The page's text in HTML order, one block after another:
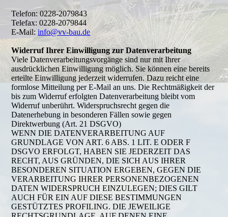
Telefon: 0228-2079843
Telefax: 0228-2079844
E-Mail:info@vv-bau.de
Widerruf Ihrer Einwilligung zur Datenverarbeitung
Viele Datenverarbeitungsvorgänge sind nur mit Ihrer
ausdrücklichen Einwilligung möglich. Sie können eine bereits
erteilte Einwilligung jederzeit widerrufen. Dazu reicht eine
formlose Mitteilung per E-Mail an uns. Die Rechtmäßigkeit der
bis zum Widerruf erfolgten Datenverarbeitung bleibt vom
Widerruf unberührt. Widerspruchsrecht gegen die
Datenerhebung in besonderen Fällen sowie gegen
Direktwerbung (Art. 21 DSGVO)
WENN DIE DATENVERARBEITUNG AUF
GRUNDLAGE VON ART. 6 ABS. 1 LIT. E ODER F
DSGVO ERFOLGT, HABEN SIE JEDERZEIT DAS
RECHT, AUS GRÜNDEN, DIE SICH AUS IHRER
BESONDEREN SITUATION ERGEBEN, GEGEN DIE
VERARBEITUNG IHRER PERSONENBEZOGENEN
DATEN WIDERSPRUCH EINZULEGEN; DIES GILT
AUCH FÜR EIN AUF DIESE BESTIMMUNGEN
GESTÜTZTES PROFILING. DIE JEWEILIGE